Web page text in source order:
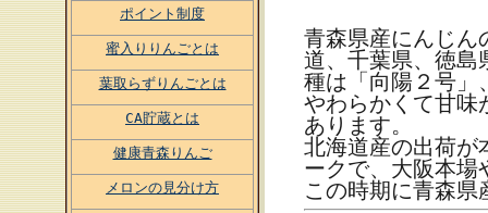
ポイント制度
蜜入りりんごとは
葉取らずりんごとは
CA貯蔵とは
健康青森りんご
メロンの見分け方
青森県産にんじん
道、千葉県、徳島
種は「向陽２号」
やわらかくて甘味
あります。
北海道産の出荷が
ークで、大阪本場
この時期に青森